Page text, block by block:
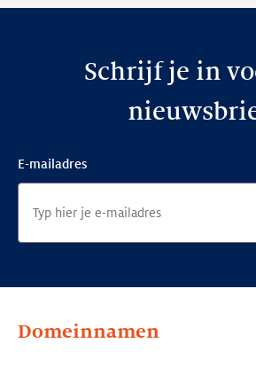
Schrijf je in
E-mailadres
Domeinnamen